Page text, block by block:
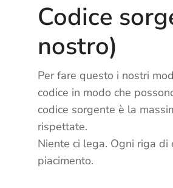
Codice
nostro)
Per fare questo i nostri
codice in modo che
codice sorgente è la
rispettate.
Niente ci lega. Ogni riga
piacimento.